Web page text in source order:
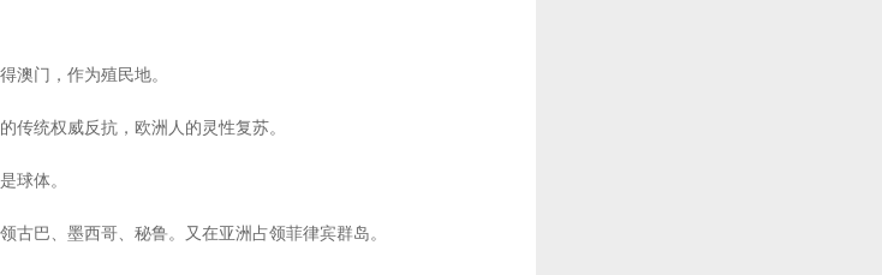
门，作为殖民地。
统权威反抗，欧洲人的灵性复苏。
体。
、墨西哥、秘鲁。又在亚洲占领菲律宾群岛。